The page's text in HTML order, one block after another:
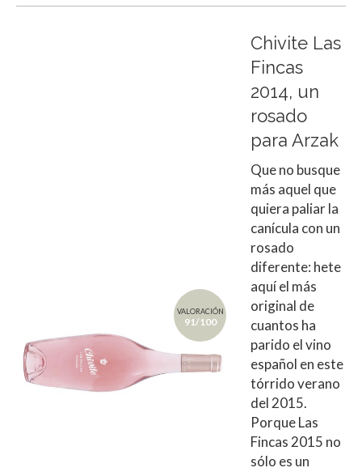
VALORACIÓN
91/100
Chivite Las
Fincas
2014, un
rosado
para Arzak
Que no busque
más aquel que
quiera paliar la
canícula con un
rosado
diferente: hete
aquí el más
original de
cuantos ha
parido el vino
español en este
tórrido verano
del 2015.
Porque Las
Fincas 2015 no
sólo es un